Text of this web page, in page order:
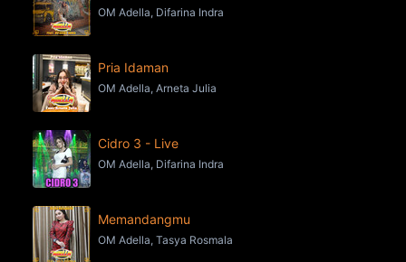
OM Adella, Difarina Indra
Pria Idaman
OM Adella, Arneta Julia
Cidro 3 - Live
OM Adella, Difarina Indra
Memandangmu
OM Adella, Tasya Rosmala